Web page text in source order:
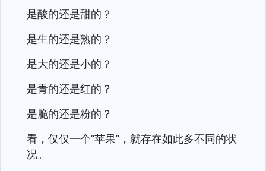
是酸的还是甜的？
是生的还是熟的？
是大的还是小的？
是青的还是红的？
是脆的还是粉的？
看，仅仅一个“苹果”，就存在如此多不同的状
况。